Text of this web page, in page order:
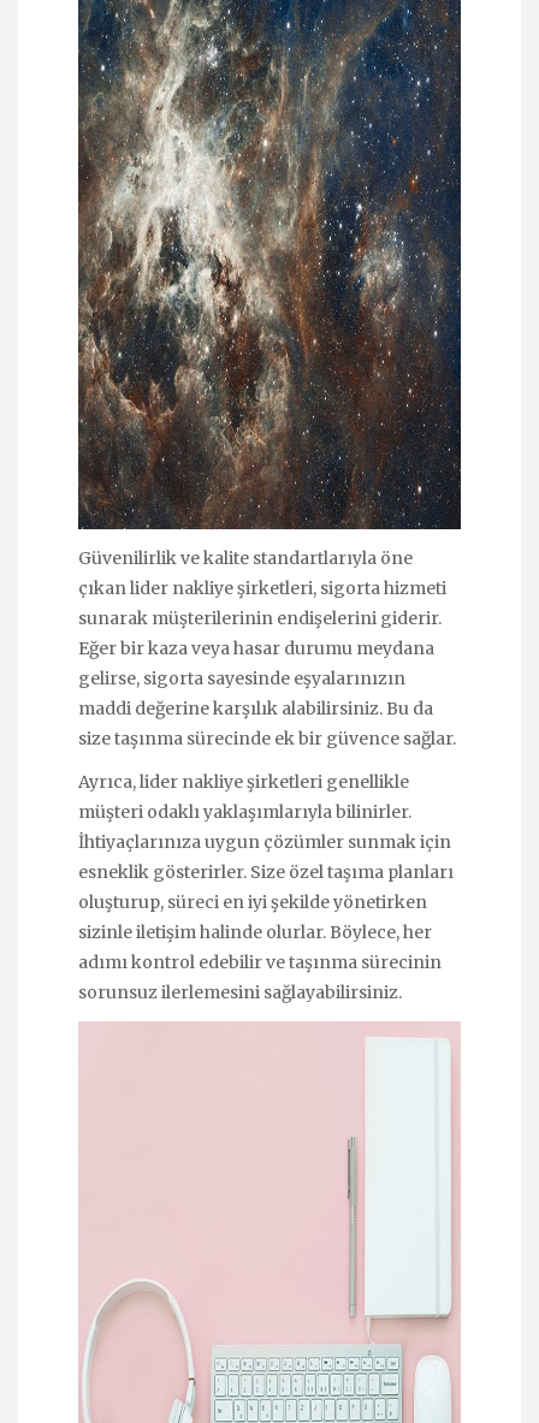
Güvenilirlik ve kalite standartlarıyla öne
çıkan lider nakliye şirketleri, sigorta hizmeti
sunarak müşterilerinin endişelerini giderir.
Eğer bir kaza veya hasar durumu meydana
gelirse, sigorta sayesinde eşyalarınızın
maddi değerine karşılık alabilirsiniz. Bu da
size taşınma sürecinde ek bir güvence sağlar.
Ayrıca, lider nakliye şirketleri genellikle
müşteri odaklı yaklaşımlarıyla bilinirler.
İhtiyaçlarınıza uygun çözümler sunmak için
esneklik gösterirler. Size özel taşıma planları
oluşturup, süreci en iyi şekilde yönetirken
sizinle iletişim halinde olurlar. Böylece, her
adımı kontrol edebilir ve taşınma sürecinin
sorunsuz ilerlemesini sağlayabilirsiniz.